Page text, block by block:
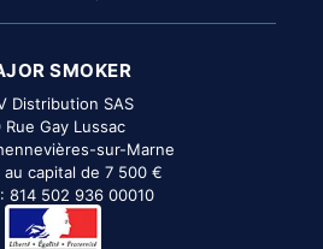
SMOKER
Distribution SAS
Rue Gay Lussac
sur-Marne
au capital de 7 500 €
: 814 502 936 00010